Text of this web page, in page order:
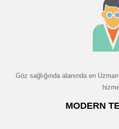
Göz sağlığında alanında en
MODERN